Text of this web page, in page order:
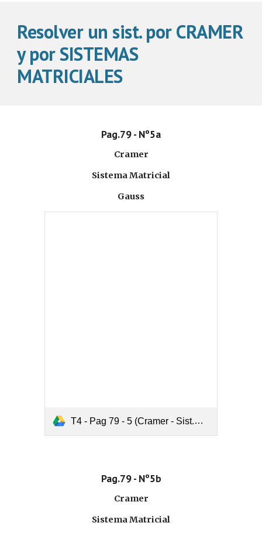
Resolver un sist. por CRAMER
y por SISTEMAS
MATRICIALES
Pag.79 - Nº5a
Cramer
Sistema Matricial
Gauss
T4 - Pag 79 - 5 (Cramer - Sist.Matricial - Gauss).pdf
Pag.79 - Nº5b
Cramer
Sistema Matricial